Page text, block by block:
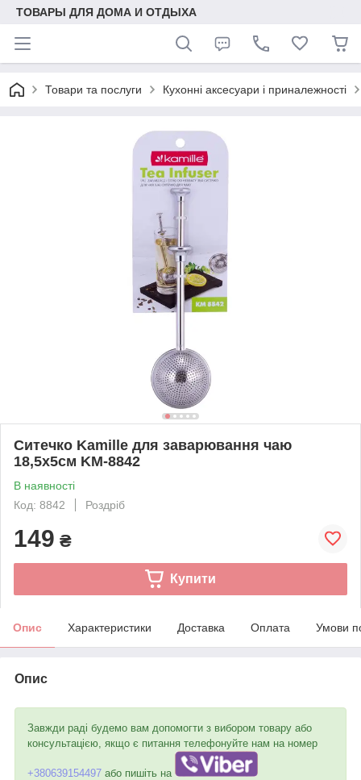
ТОВАРЫ ДЛЯ ДОМА И ОТДЫХА
Товари та послуги Кухонні аксесуари і приналежності
Ситечко Kamille для заварювання чаю
18,5х5см KM-8842
В наявності
Код: 8842
Роздріб
149 ₴
Купити
Опис Характеристики Доставка Оплата Умови
Опис
Завжди раді будемо вам допомогти з вибором товару або
консультацією, якщо є питання телефонуйте нам на номер
+380639154497 або пишіть на